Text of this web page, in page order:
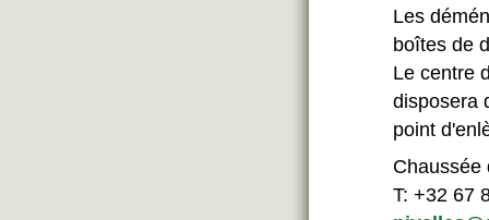
Les
boîtes de
Le centre
disposera
point
Chaussée
T: +32 67